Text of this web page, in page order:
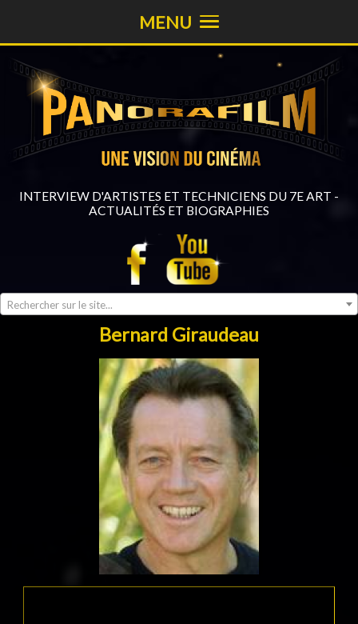
INTERVIEW D'ARTISTES ET TECHNICIENS DU 7E ART -
ACTUALITÉS ET BIOGRAPHIES
Rechercher sur le site...
MENU
Bernard Giraudeau